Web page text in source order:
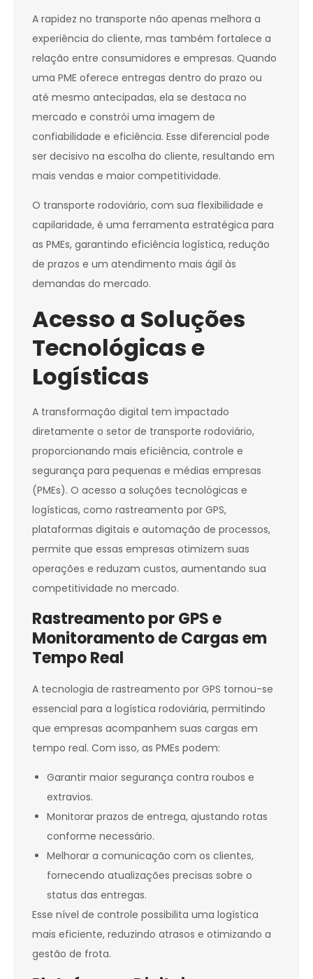
A rapidez no transporte não apenas melhora a
experiência do cliente, mas também fortalece a
relação entre consumidores e empresas. Quando
uma PME oferece entregas dentro do prazo ou
até mesmo antecipadas, ela se destaca no
mercado e constrói uma imagem de
confiabilidade e eficiência. Esse diferencial pode
ser decisivo na escolha do cliente, resultando em
mais vendas e maior competitividade.
O transporte rodoviário, com sua flexibilidade e
capilaridade, é uma ferramenta estratégica para
as PMEs, garantindo eficiência logística, redução
de prazos e um atendimento mais ágil às
demandas do mercado.
Acesso a Soluções
Tecnológicas e
Logísticas
A transformação digital tem impactado
diretamente o setor de transporte rodoviário,
proporcionando mais eficiência, controle e
segurança para pequenas e médias empresas
(PMEs). O acesso a soluções tecnológicas e
logísticas, como rastreamento por GPS,
plataformas digitais e automação de processos,
permite que essas empresas otimizem suas
operações e reduzam custos, aumentando sua
competitividade no mercado.
Rastreamento por GPS e
Monitoramento de Cargas em
Tempo Real
A tecnologia de rastreamento por GPS tornou-se
essencial para a logística rodoviária, permitindo
que empresas acompanhem suas cargas em
tempo real. Com isso, as PMEs podem:
Garantir maior segurança contra roubos e
extravios.
Monitorar prazos de entrega, ajustando rotas
conforme necessário.
Melhorar a comunicação com os clientes,
fornecendo atualizações precisas sobre o
status das entregas.
Esse nível de controle possibilita uma logística
mais eficiente, reduzindo atrasos e otimizando a
gestão de frota.